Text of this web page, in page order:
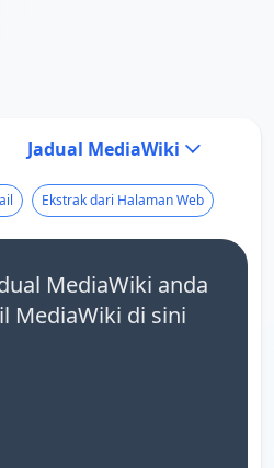
Jadual MediaWiki
Ekstrak dari Halaman Web
MediaWiki anda
MediaWiki di sini